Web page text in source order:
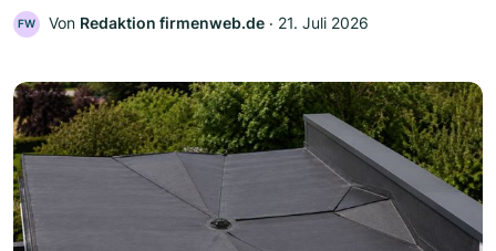
FW Von Redaktion firmenweb.de ‧ 21. Juli 2026